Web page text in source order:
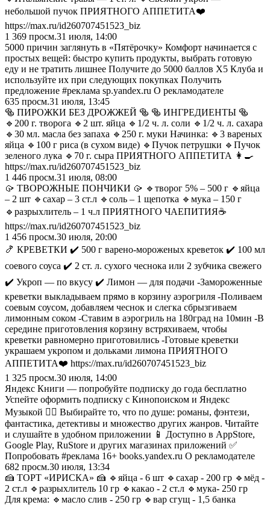
небольшой пучок ПРИЯТНОГО АППЕТИТА❤️
https://max.ru/id260707451523_biz
1 369 просм.31 июля, 14:00
5000 причин заглянуть в «Пятёрочку» Комфорт начинается с
простых вещей: быстро купить продукты, выбрать готовую
еду и не тратить лишнее Получите до 5000 баллов X5 Клуба и
используйте их при следующих покупках Получить
предложение #реклама sp.yandex.ru О рекламодателе
635 просм.31 июля, 13:45
🥯 ПИРОЖКИ БЕЗ ДРОЖЖЕЙ 🥯 🥯 ИНГРЕДИЕНТЫ 🥯
🔹200 г. творога 🔹2 шт. яйца 🔹1/2 ч. л. соли 🔹1/2 ч. л. сахара
🔹30 мл. масла без запаха 🔹250 г. муки Начинка: 🔹3 вареных
яйца 🔹100 г риса (в сухом виде) 🔹Пучок петрушки 🔹Пучок
зеленого лука 🔹70 г. сыра ПРИЯТНОГО АППЕТИТА 👩‍🍳
https://max.ru/id260707451523_biz
1 446 просм.31 июля, 08:00
🥠 ТВОРОЖНЫЕ ПОНЧИКИ 🥠 🔹творог 5% – 500 г 🔹яйца
– 2 шт 🔹сахар – 3 ст.л 🔹соль – 1 щепотка 🔹мука – 150 г
🔹разрыхлитель – 1 ч.л ПРИЯТНОГО ЧАЕПИТИЯ☕️
https://max.ru/id260707451523_biz
1 456 просм.30 июля, 20:00
🍤 КРЕВЕТКИ ✔️ 500 г варено-мороженых креветок ✔️ 100 мл
соевого соуса ✔️ 2 ст. л. сухого чеснока или 2 зубчика свежего
✔️ Укроп — по вкусу ✔️ Лимон — для подачи -Замороженные
креветки выкладываем прямо в корзину аэрогриля -Поливаем
соевым соусом, добавляем чеснок и слегка сбрызгиваем
лимонным соком -Ставим в аэрогриль на 180град на 10мин -В
середине приготовления корзину встряхиваем, чтобы
креветки равномерно приготовились -Готовые креветки
украшаем укропом и дольками лимона ПРИЯТНОГО
АППЕТИТА❤️ https://max.ru/id260707451523_biz
1 325 просм.30 июля, 14:00
Яндекс Книги — попробуйте подписку до года бесплатно
Успейте оформить подписку с Кинопоиском и Яндекс
Музыкой 🏃‍♂️ Выбирайте то, что по душе: романы, фэнтези,
фантастика, детективы и множество других жанров. Читайте
и слушайте в удобном приложении 📱 Доступно в AppStore,
Google Play, RuStore и других магазинах приложений ✅
Попробовать #реклама 16+ books.yandex.ru О рекламодателе
682 просм.30 июля, 13:34
🍰 ТОРТ «ИРИСКА» 🍰 🔹яйца - 6 шт 🔹сахар - 200 гр 🔹мёд -
2 ст.л 🔹разрыхлитель 10 гр 🔹какао - 2 ст.л 🔹мука- 250 гр
Для крема: 🔹масло слив - 250 гр 🔹вар сгущ - 1,5 банка